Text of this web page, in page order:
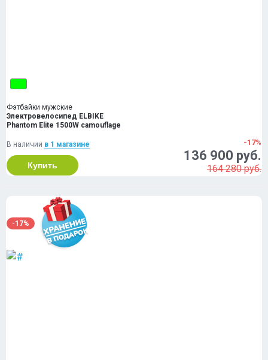
Фэтбайки мужские
Электровелосипед ELBIKE
Phantom Elite 1500W camouflage
В наличии в 1 магазинe
Купить
-17%
136 900 руб.
164 280 руб.
-17%